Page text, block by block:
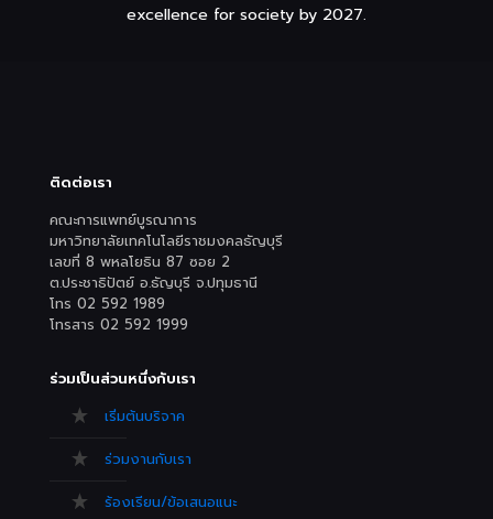
excellence for society by 2027.
ติดต่อเรา
คณะการแพทย์บูรณาการ
มหาวิทยาลัยเทคโนโลยีราชมงคลธัญบุรี
เลขที่ 8 พหลโยธิน 87 ซอย 2
ต.ประชาธิปัตย์ อ.ธัญบุรี จ.ปทุมธานี
โทร 02 592 1989
โทรสาร 02 592 1999
ร่วมเป็นส่วนหนึ่งกับเรา
เริ่มต้นบริจาค
ร่วมงานกับเรา
ร้องเรียน/ข้อเสนอแนะ